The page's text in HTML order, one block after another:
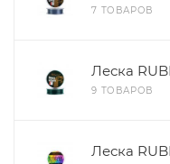
7 ТОВАРОВ
Леска
9 ТОВАРОВ
Леска